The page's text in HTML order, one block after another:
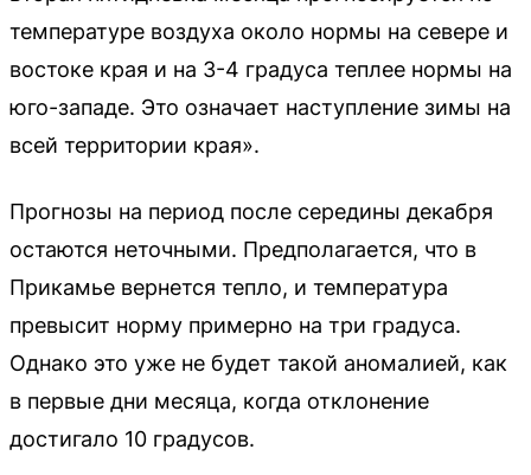
температуре воздуха около нормы на севере и
востоке края и на 3-4 градуса теплее нормы на
юго-западе. Это означает наступление зимы на
всей территории края».
Прогнозы на период после середины декабря
остаются неточными. Предполагается, что в
Прикамье вернется тепло, и температура
превысит норму примерно на три градуса.
Однако это уже не будет такой аномалией, как
в первые дни месяца, когда отклонение
достигало 10 градусов.